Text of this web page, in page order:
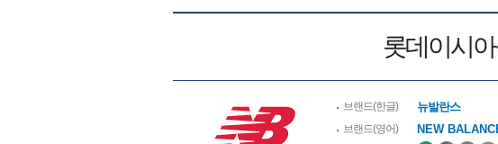
롯데이시
브랜드(한글) 뉴발란스
브랜드(영어) NEW